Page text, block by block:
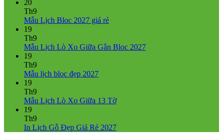
Lịch
20
Th9
Mẫu Lịch Bloc 2027 giá rẻKhông
luận
giá
19
Th9
Mẫu Lịch Lò Xo Giữa Gắn Bloc 2027Không
19
Th9
Mẫu lịch bloc đẹp 2027Không
luận
lịch
19
Th9
Mẫu Lịch Lò Xo Giữa 13 TờKhông
luận
19
Th9
In Lịch Gỗ Đẹp Giá Rẻ 2027Không